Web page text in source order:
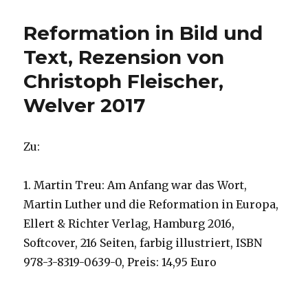
Rezension
Fleischer,
Welver
2017
Reformation in Bild und
Text, Rezension von
Christoph Fleischer,
Welver 2017
Zu:
1. Martin Treu: Am Anfang war das Wort,
Martin Luther und die Reformation in Europa,
Ellert & Richter Verlag, Hamburg 2016,
Softcover, 216 Seiten, farbig illustriert, ISBN
978-3-8319-0639-0, Preis: 14,95 Euro